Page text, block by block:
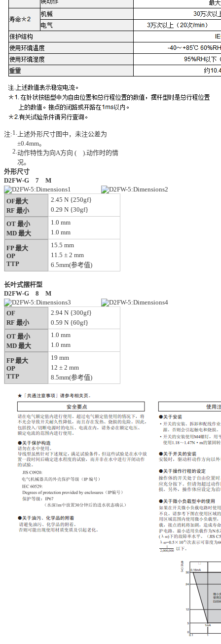
注:1.
上述外形尺寸图中，未注公差为
±0.4mm。
2. 动作特性为向A方向 (
).动作时的情
况。
外形尺寸
D2FW-G
7 M
OF最大
RF 最小
2.45 N {250gf}
0.29 N {30gf}
OT 最小
MD 最大
1.0 mm
1.0 mm
FP 最大
OP
TTP
15.5 mm
11.5 ± 2 mm
6.5mm(参考值)
长叶式摆杆型
D2FW-G
8 M
OF
RF 最小
2.94 N {300gf}
0.59 N {60gf}
OT 最小
MD 最大
1.0 mm
1.0 mm
FP 最大
OP
TTP
19 mm
12 ± 2 mm
8.5mm(参考值)